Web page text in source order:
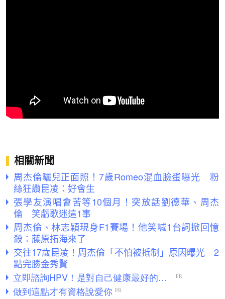
相關新聞
周杰倫曬兒正面照！7歲Romeo混血臉蛋曝光 粉
絲狂讚昆凌：好會生
張學友演唱會苦等10個月！突放話劉德華、周杰
倫 笑虧歌迷這1事
周杰倫、林志穎現身F1賽場！他笑喊1台詞掀回憶
殺：藤原拓海來了
交往17歲昆凌！周杰倫「不怕被抵制」原因曝光 2
點完勝金秀賢